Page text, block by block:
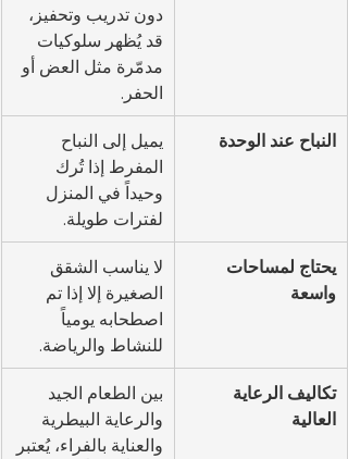
دون تدريب وتحفيز،
قد يُظهر سلوكيات
مدمّرة مثل العض أو
الحفر.
النباح عند الوحدة
يميل إلى النباح
المفرط إذا تُرك
وحيداً في المنزل
لفترات طويلة.
يحتاج لمساحات
واسعة
لا يناسب الشقق
الصغيرة إلا إذا تم
اصطحابه يومياً
للنشاط والرياضة.
تكاليف الرعاية
العالية
بين الطعام الجيد
والرعاية البيطرية
والعناية بالفراء، يُعتبر